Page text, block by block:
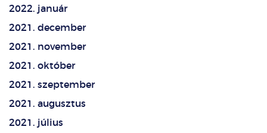
2022. január
2021. december
2021. november
2021. október
2021. szeptember
2021. augusztus
2021. július